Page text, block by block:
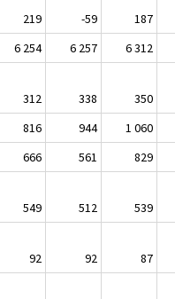
219 -59
187
6 254 6 257
6 312
312 338
350
816 944
1 060
666 561
829
549 512
539
92 92
87